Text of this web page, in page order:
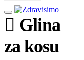
Glina
za kosu